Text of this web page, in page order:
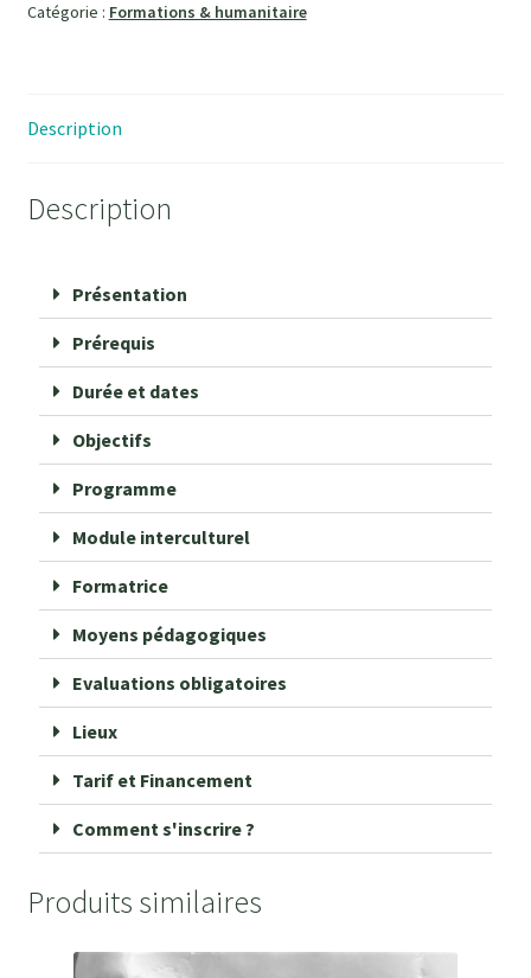
Catégorie : Formations & humanitaire
Description
Description
Présentation
Prérequis
Durée et dates
Objectifs
Programme
Module interculturel
Formatrice
Moyens pédagogiques
Evaluations obligatoires
Lieux
Tarif et Financement
Comment s'inscrire ?
Produits similaires